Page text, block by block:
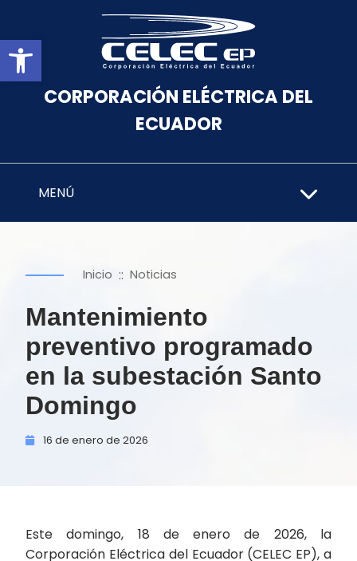
Abrir barra de herramientas
CORPORACIÓN ELÉCTRICA DEL
ECUADOR
MENÚ
Inicio :: Noticias
Mantenimiento
preventivo programado
en la subestación Santo
Domingo
16 de enero de 2026
Este domingo, 18 de enero de 2026, la
Corporación Eléctrica del Ecuador (CELEC EP), a